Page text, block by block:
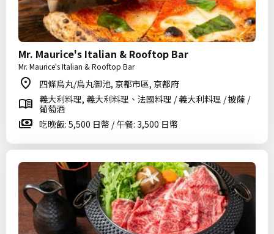
Mr. Maurice's Italian & Rooftop Bar
Mr. Maurice's Italian & Rooftop Bar
四條烏丸/烏丸御池, 京都市區, 京都府
義大利料理, 義大利料理、法國料理 / 義大利料理 / 披薩 /
葡萄酒
吃晚飯: 5,500 日幣 / 午餐: 3,500 日幣